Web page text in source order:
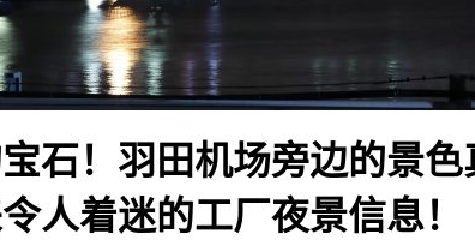
石！羽田机场旁边的景
人着迷的工厂夜景信息！